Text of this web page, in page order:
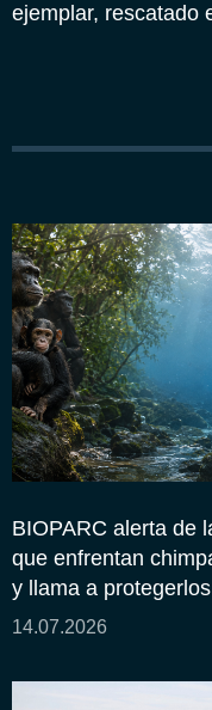
ejemplar, rescatado
BIOPARC alerta de
que enfrentan
y llama a protegerlos
14.07.2026